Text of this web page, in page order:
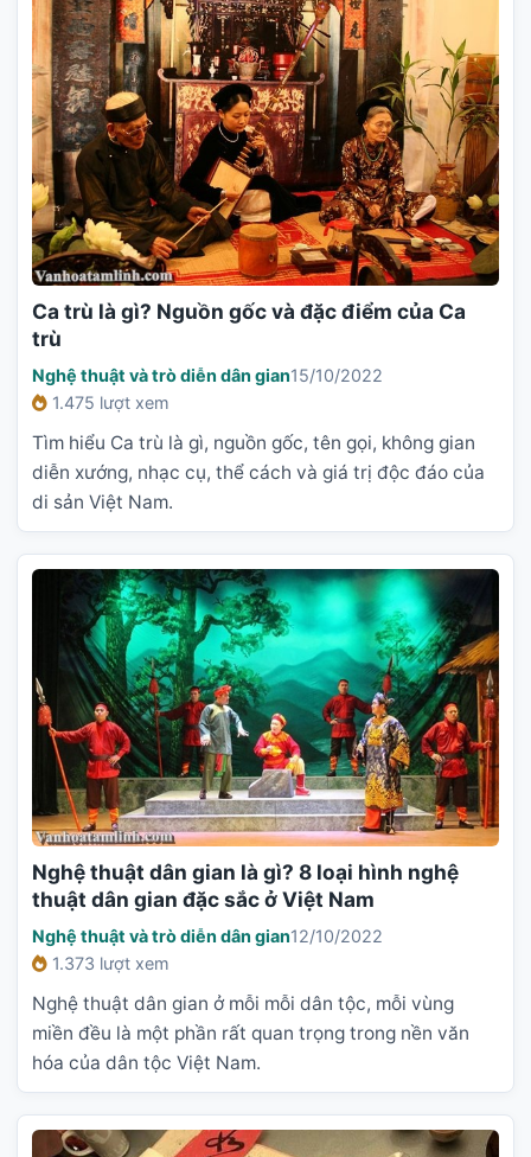
Ca trù là gì? Nguồn gốc và đặc điểm của Ca
trù
Nghệ thuật và trò diễn dân gian15/10/2022
1.475 lượt xem
Tìm hiểu Ca trù là gì, nguồn gốc, tên gọi, không gian
diễn xướng, nhạc cụ, thể cách và giá trị độc đáo của
di sản Việt Nam.
Nghệ thuật dân gian là gì? 8 loại hình nghệ
thuật dân gian đặc sắc ở Việt Nam
Nghệ thuật và trò diễn dân gian12/10/2022
1.373 lượt xem
Nghệ thuật dân gian ở mỗi mỗi dân tộc, mỗi vùng
miền đều là một phần rất quan trọng trong nền văn
hóa của dân tộc Việt Nam.